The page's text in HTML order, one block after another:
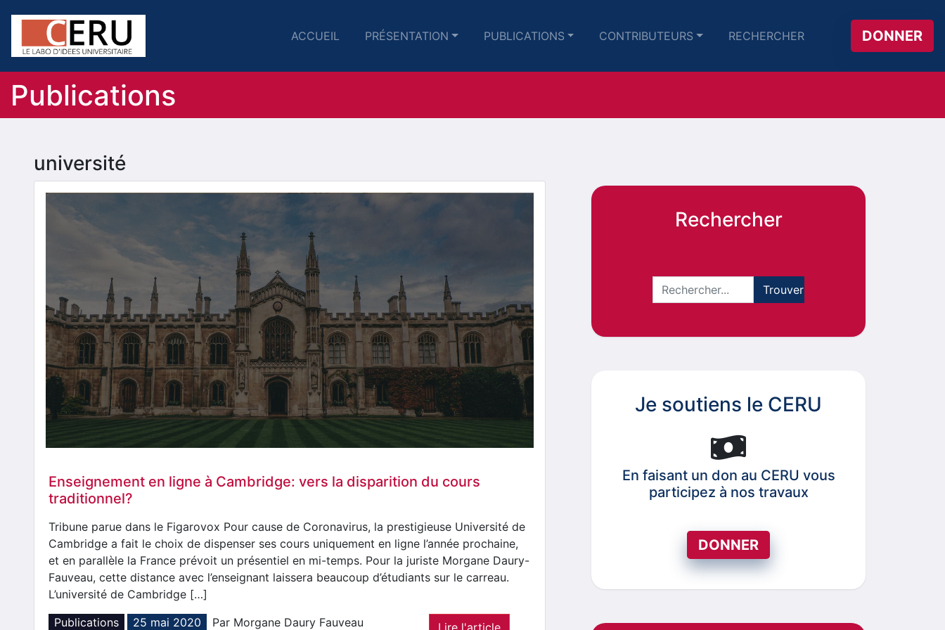
ACCUEIL PRÉSENTATION PUBLICATIONS CONTRIBUTEURS RECHERCHER DONNER
Publications
université
Enseignement en ligne à Cambridge: vers la disparition du cours
traditionnel?
Tribune parue dans le Figarovox Pour cause de Coronavirus, la prestigieuse Université de
Cambridge a fait le choix de dispenser ses cours uniquement en ligne l’année prochaine,
et en parallèle la France prévoit un présentiel en mi-temps. Pour la juriste Morgane Daury-
Fauveau, cette distance avec l’enseignant laissera beaucoup d’étudiants sur le carreau.
L’université de Cambridge […]
Publications
25 mai 2020 Par Morgane Daury Fauveau Lire l'article
Rechercher
Je soutiens le CERU
En faisant un don au CERU vous
participez à nos travaux
DONNER